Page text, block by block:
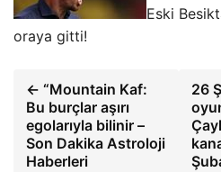
Eski
oraya gitti!
← “Mountain Kaf:
Bu burçlar aşırı
egolarıyla bilinir –
Son Dakika Astroloji
Haberleri
26